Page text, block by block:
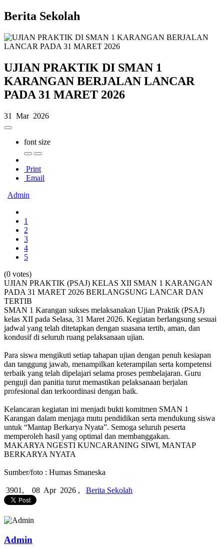
Berita Sekolah
UJIAN PRAKTIK DI SMAN 1
KARANGAN BERJALAN LANCAR
PADA 31 MARET 2026
31 Mar 2026
font size
Print
Email
Admin
1
2
3
4
5
(0 votes)
UJIAN PRAKTIK (PSAJ) KELAS XII SMAN 1 KARANGAN
PADA 31 MARET 2026 BERLANGSUNG LANCAR DAN
TERTIB
SMAN 1 Karangan sukses melaksanakan Ujian Praktik (PSAJ)
kelas XII pada Selasa, 31 Maret 2026. Kegiatan berlangsung sesuai
jadwal yang telah ditetapkan dengan suasana tertib, aman, dan
kondusif di seluruh ruang pelaksanaan ujian.
Para siswa mengikuti setiap tahapan ujian dengan penuh kesiapan
dan tanggung jawab, menampilkan keterampilan serta kompetensi
terbaik yang telah dipelajari selama proses pembelajaran. Guru
penguji dan panitia turut memastikan pelaksanaan berjalan
profesional dan terkoordinasi dengan baik.
Kelancaran kegiatan ini menjadi bukti komitmen SMAN 1
Karangan dalam menjaga mutu pendidikan serta mendukung siswa
untuk “Mantap Berkarya Nyata”. Semoga seluruh peserta
memperoleh hasil yang optimal dan membanggakan.
MAKARYA NGESTI KUNCARANING SIWI, MANTAP
BERKARYA NYATA
Sumber/foto : Humas Smaneska
3901, 08 Apr 2026 , Berita Sekolah
Admin